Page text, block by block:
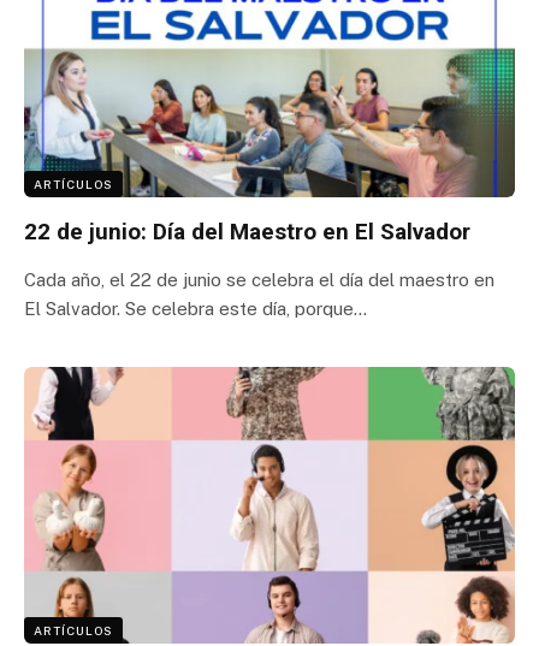
ARTÍCULOS
22 de junio: Día del Maestro en El Salvador
Cada año, el 22 de junio se celebra el día del maestro en
El Salvador. Se celebra este día, porque…
ARTÍCULOS